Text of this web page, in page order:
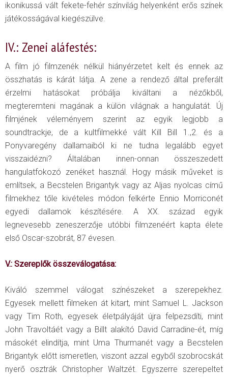
ikonikussá vált fekete-fehér színvilág helyenként erős színek
játékosságával kiegészülve.
IV.: Zenei aláfestés:
A film jó filmzenék nélkül hiányérzetet kelt és ennek az
összhatás is kárát látja. A zene a rendező által preferált
érzelmi hatásokat próbálja kiváltani a nézőkből,
megteremteni magának a külön világnak a hangulatát. Új
filmjének véleményem szerint az egyik legjobb a
soundtrackje, de a kultfilmekké vált Kill Bill 1.,2. és a
Ponyvaregény dallamaiból ki ne tudna legalább egyet
visszaidézni? Általában innen-onnan összeszedett
hangulatfokozó zenéket használ. Hogy másik műveket is
említsek, a Becstelen Brigantyk vagy az Aljas nyolcas című
filmekhez tőle kivételes módon felkérte Ennio Morriconét
egyedi dallamok készítésére. A XX. század egyik
legnevesebb zeneszerzője utóbbi filmzenéért kapta élete
első Oscar-szobrát, 87 évesen.
V.: Szereplők összeválogatása:
Kiváló szemmel válogat színészeket a szerepekhez.
Egyesek mellett filmeken át kitart, mint Samuel L. Jackson
vagy Tim Roth, egyesek életpályáját újra felpezsdíti, mint
John Travoltáét vagy a Billt alakító David Carradine-ét, míg
másokét elindítja, mint Uma Thurmanét vagy a Becstelen
Brigantyk előtt ismeretlen, viszont azzal egyből szobrocskát
nyerő osztrák Christopher Waltzét. Egyszerre szerepeltet